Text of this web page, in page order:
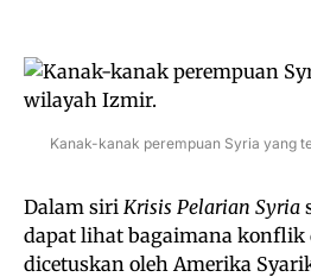
Kanak-kanak perempuan Syria yang
Dalam siri Krisis Pelarian Syria
dapat lihat bagaimana konflik
dicetuskan oleh Amerika